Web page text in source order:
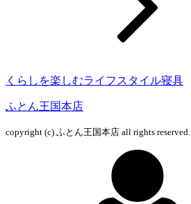
くらしを楽しむライフスタイル寝具
ふとん王国本店
copyright (c) ふとん王国本店 all rights reserved.